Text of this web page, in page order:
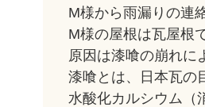
M様から雨漏りの連
M様の屋根は瓦屋根
原因は漆喰の崩れに
漆喰とは、日本瓦の
水酸化カルシウム（